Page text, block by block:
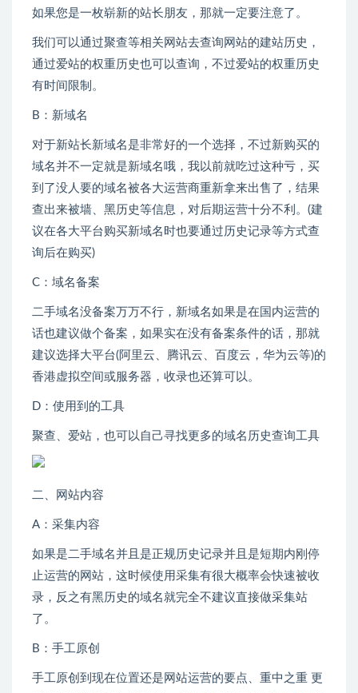
如果您是一枚崭新的站长朋友，那就一定要注意了。
我们可以通过聚查等相关网站去查询网站的建站历史，
通过爱站的权重历史也可以查询，不过爱站的权重历史
有时间限制。
B：新域名
对于新站长新域名是非常好的一个选择，不过新购买的
域名并不一定就是新域名哦，我以前就吃过这种亏，买
到了没人要的域名被各大运营商重新拿来出售了，结果
查出来被墙、黑历史等信息，对后期运营十分不利。(建
议在各大平台购买新域名时也要通过历史记录等方式查
询后在购买)
C：域名备案
二手域名没备案万万不行，新域名如果是在国内运营的
话也建议做个备案，如果实在没有备案条件的话，那就
建议选择大平台(阿里云、腾讯云、百度云，华为云等)的
香港虚拟空间或服务器，收录也还算可以。
D：使用到的工具
聚查、爱站，也可以自己寻找更多的域名历史查询工具
二、网站内容
A：采集内容
如果是二手域名并且是正规历史记录并且是短期内刚停
止运营的网站，这时候使用采集有很大概率会快速被收
录，反之有黑历史的域名就完全不建议直接做采集站
了。
B：手工原创
手工原创到现在位置还是网站运营的要点、重中之重 更